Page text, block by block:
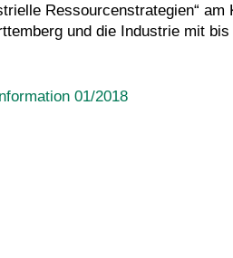
Ressourcenstrategien“
und die Industrie mit
01/2018